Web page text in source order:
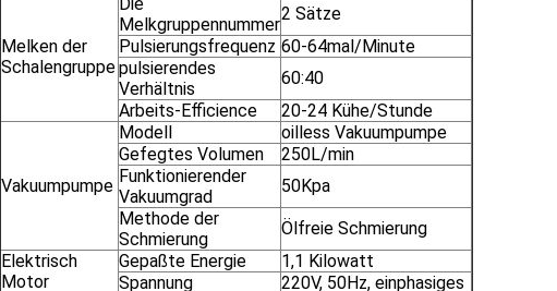
Melken der
Schalengruppe
Melkgruppennummer
2 Sätze
Pulsierungsfrequenz 60-64mal/Minute
pulsierendes
Verhältnis
60:40
Arbeits-Efficience
20-24 Kühe/Stunde
Vakuumpumpe
Modell
oilless Vakuumpumpe
Gefegtes Volumen
250L/min
Funktionierender
Vakuumgrad
50Kpa
Methode der
Schmierung
Ölfreie Schmierung
Elektrisch
Motor
Gepaßte Energie
1,1 Kilowatt
Spannung
220V, 50Hz, einphasiges